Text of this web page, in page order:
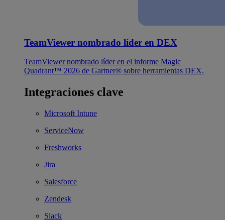
TeamViewer nombrado líder en DEX
TeamViewer nombrado líder en el informe Magic
Quadrant™ 2026 de Gartner® sobre herramientas DEX.
Integraciones clave
Microsoft Intune
ServiceNow
Freshworks
Jira
Salesforce
Zendesk
Slack